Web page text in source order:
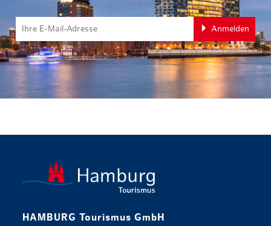
Anmelden
HAMBURG Tourismus GmbH